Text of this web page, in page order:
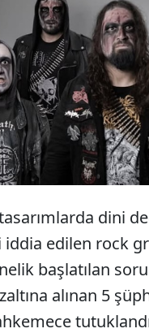
Dini değerlere
edilen rock grubu
üyeleri tutuklandı
dini
edilen rock
başlatılan
alınan 5